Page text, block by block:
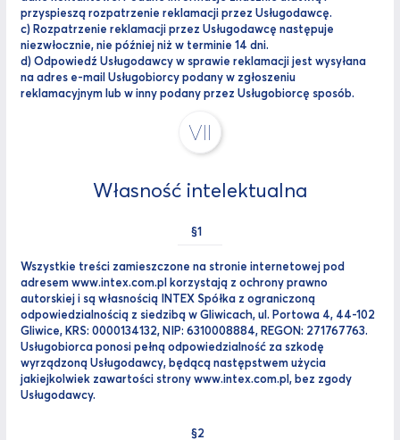
przyspieszą rozpatrzenie reklamacji przez Usługodawcę.
c) Rozpatrzenie reklamacji przez Usługodawcę następuje
niezwłocznie, nie później niż w terminie 14 dni.
d) Odpowiedź Usługodawcy w sprawie reklamacji jest wysyłana
na adres e-mail Usługobiorcy podany w zgłoszeniu
reklamacyjnym lub w inny podany przez Usługobiorcę sposób.
VII
Własność intelektualna
Wszystkie treści zamieszczone na stronie internetowej pod
adresem www.intex.com.pl korzystają z ochrony prawno
autorskiej i są własnością INTEX Spółka z ograniczoną
odpowiedzialnością z siedzibą w Gliwicach, ul. Portowa 4, 44-102
Gliwice, KRS: 0000134132, NIP: 6310008884, REGON: 271767763.
Usługobiorca ponosi pełną odpowiedzialność za szkodę
wyrządzoną Usługodawcy, będącą następstwem użycia
jakiejkolwiek zawartości strony www.intex.com.pl, bez zgody
Usługodawcy.